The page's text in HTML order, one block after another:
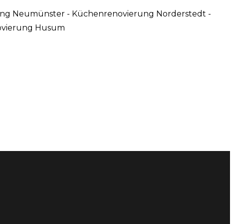
Neumünster - Küchenrenovierung Norderstedt -
Husum